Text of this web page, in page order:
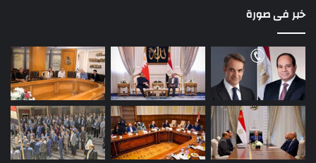
خبر فى صورة